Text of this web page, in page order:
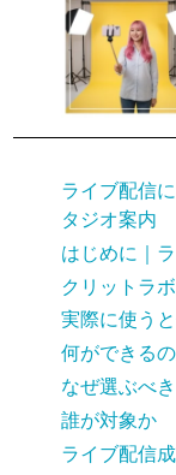
ライブ配信
タジオ案内
はじめに｜
クリットラ
実際に使う
何ができる
なぜ選ぶべ
誰が対象か
ライブ配信